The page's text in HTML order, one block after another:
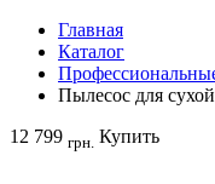
Главная
Каталог
Пылесос для
12 799 грн. Купить